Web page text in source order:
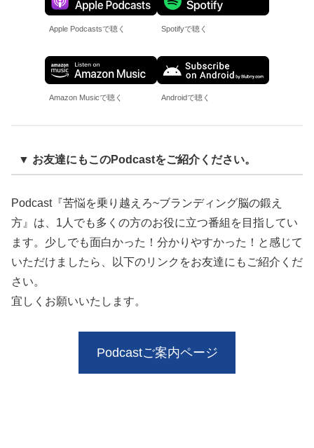
Apple Podcastsで聴く Spotifyで聴く
Amazon Musicで聴く Androidで聴く
▼ お友達にもこのPodcastをご紹介ください。
Podcast『苦悩を乗り越えろ~ブランディング脳の鍛え
方』は、1人でも多くの方のお役に立つ番組を目指してい
ます。少しでも面白かった！分かりやすかった！と感じて
いただけましたら、以下のリンクをお友達にもご紹介くだ
さい。
宜しくお願いいたします。
Podcastご案内ページ